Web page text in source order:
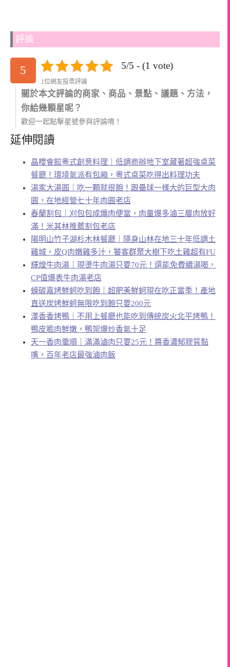
評論
5 5/5 - (1 vote)
1位網友投票評論
關於本文評論的商家、商品、景點、議題、方法，
你給幾顆星呢？
歡迎一起點擊星號參與評論唷！
延伸閱讀
晶櫻會館粵式創意料理｜低調商辦地下室藏著超強桌菜
餐廳！環境氣派有包廂，粵式桌菜吃得出料理功夫
湯家大湯圓｜吃一顆就很飽！跟壘球一樣大的巨型大肉
圓，在地經營七十年肉圓老店
春蘭割包｜刈包包成爌肉便當，肉量爆多滷三層肉放好
滿！米其林推薦割包老店
陽明山竹子湖杉木林餐廳｜隱身山林在地三十年低調土
雞城，皮Q肉嫩雞多汁，饕客群聚大樹下吃土雞超有FU
輝煌牛肉湯｜現燙牛肉湯只要70元！還能免費續湯喝，
CP值爆表牛肉湯老店
蠔碳嘉烤鮮蚵吃到飽｜超肥美鮮蚵現在吃正當季！產地
直送炭烤鮮蚵無限吃到飽只要200元
澤香香烤鴨｜不用上餐廳也能吃到傳統炭火北平烤鴨！
鴨皮脆肉鮮嫩，鴨架爆炒香氣十足
天一香肉羹順｜滿滿滷肉只要25元！醬香濃郁膠質黏
嘴，百年老店最強滷肉飯